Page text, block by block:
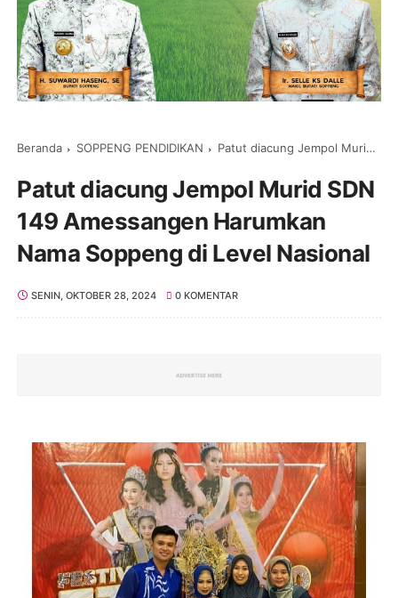
Beranda SOPPENG PENDIDIKAN Patut diacung Jempol Murid SDN 149 Amessangen Harumkan Nama Soppeng di Level Nasional
Patut diacung Jempol Murid SDN
149 Amessangen Harumkan
Nama Soppeng di Level Nasional
SENIN, OKTOBER 28, 2024 0 KOMENTAR